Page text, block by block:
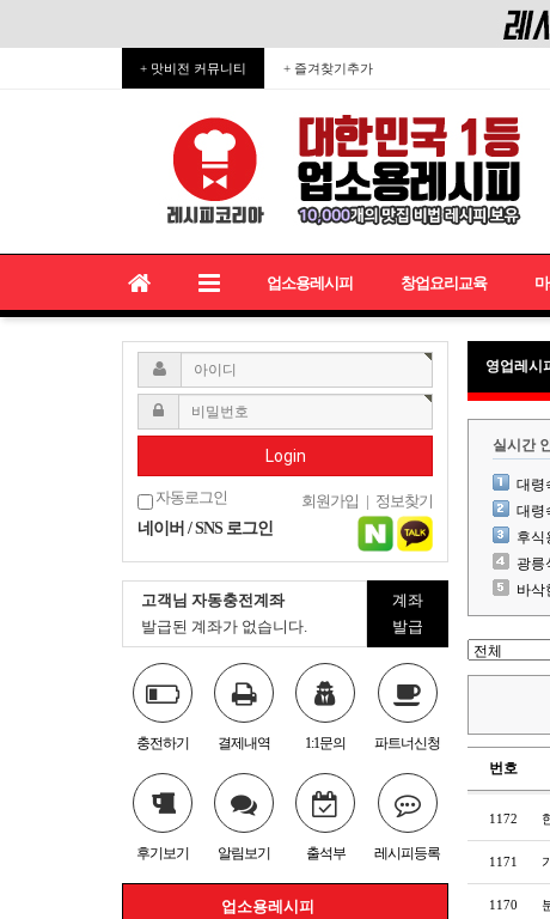
+ 맛비전 커뮤니티 + 즐겨찾기추가
업소용레시피 창업요리교육
Login
자동로그인 회원가입 | 정보찾기
네이버 / SNS 로그인
고객님 자동충전계좌
발급된 계좌가 없습니다.
계좌
발급
충전하기 결제내역 1:1문의 파트너신청
후기보기 알림보기 출석부 레시피등록
업소용레시피
영업레시
실시간
대령
대령
후식
광릉
바삭
번호
1172
1171
1170